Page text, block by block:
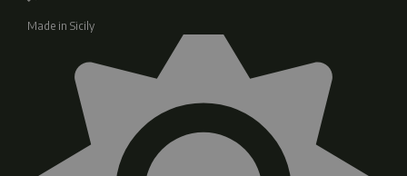
Made in Sicily